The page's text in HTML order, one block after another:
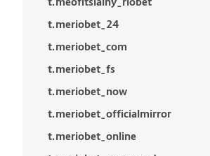
t.meriobet_24
t.meriobet_com
t.meriobet_fs
t.meriobet_now
t.meriobet_officialmirror
t.meriobet_online